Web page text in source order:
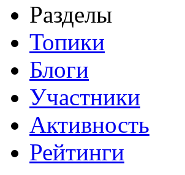
Разделы
Топики
Блоги
Участники
Активность
Рейтинги